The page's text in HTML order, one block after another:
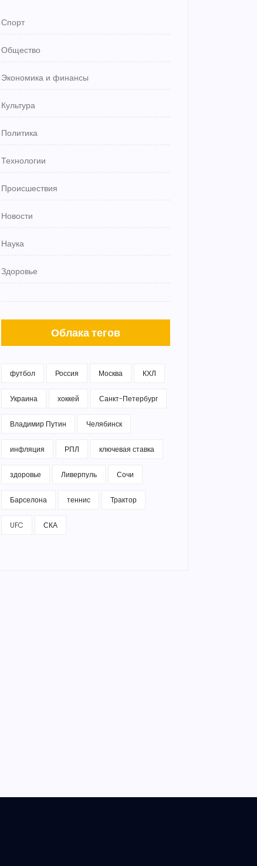
Спорт
Общество
Экономика и финансы
Культура
Политика
Технологии
Происшествия
Новости
Наука
Здоровье
Облака тегов
футбол Россия Москва КХЛ
Украина хоккей Санкт-Петербург
Владимир Путин Челябинск
инфляция РПЛ ключевая ставка
здоровье Ливерпуль Сочи
Барселона теннис Трактор
UFC СКА